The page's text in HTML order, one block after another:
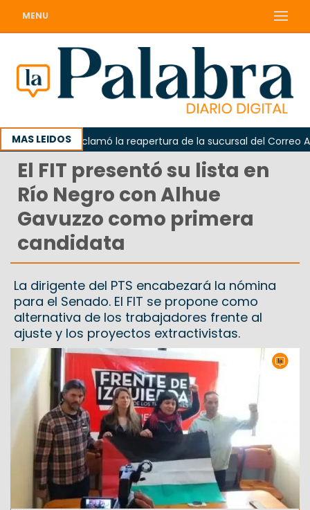
MENU
MAS LEIDOS
Odarda reclamó la reapertura de la sucursal del Correo
El FIT presentó su lista en
Río Negro con Alhue
Gavuzzo como primera
candidata
La dirigente del PTS encabezará la nómina
para el Senado. El FIT se propone como
alternativa de los trabajadores frente al
ajuste y los proyectos extractivistas.